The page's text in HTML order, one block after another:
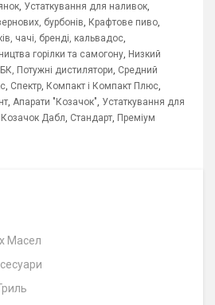
, Устаткування для наливок,
бурбонів, Крафтове пиво,
чачі, бренді, кальвадос,
горілки та самогону, Низкий
Потужні дистилятори, Средний
, Спектр, Компакт і Компакт Плюс,
, Апарати "Козачок", Устаткування для
Козачок Дабл, Стандарт, Преміум
Масел